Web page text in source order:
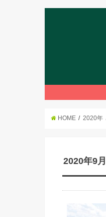
HOME 2020年
2020年9